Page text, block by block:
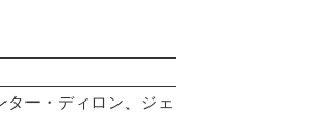
ー・ディロン、ジェ